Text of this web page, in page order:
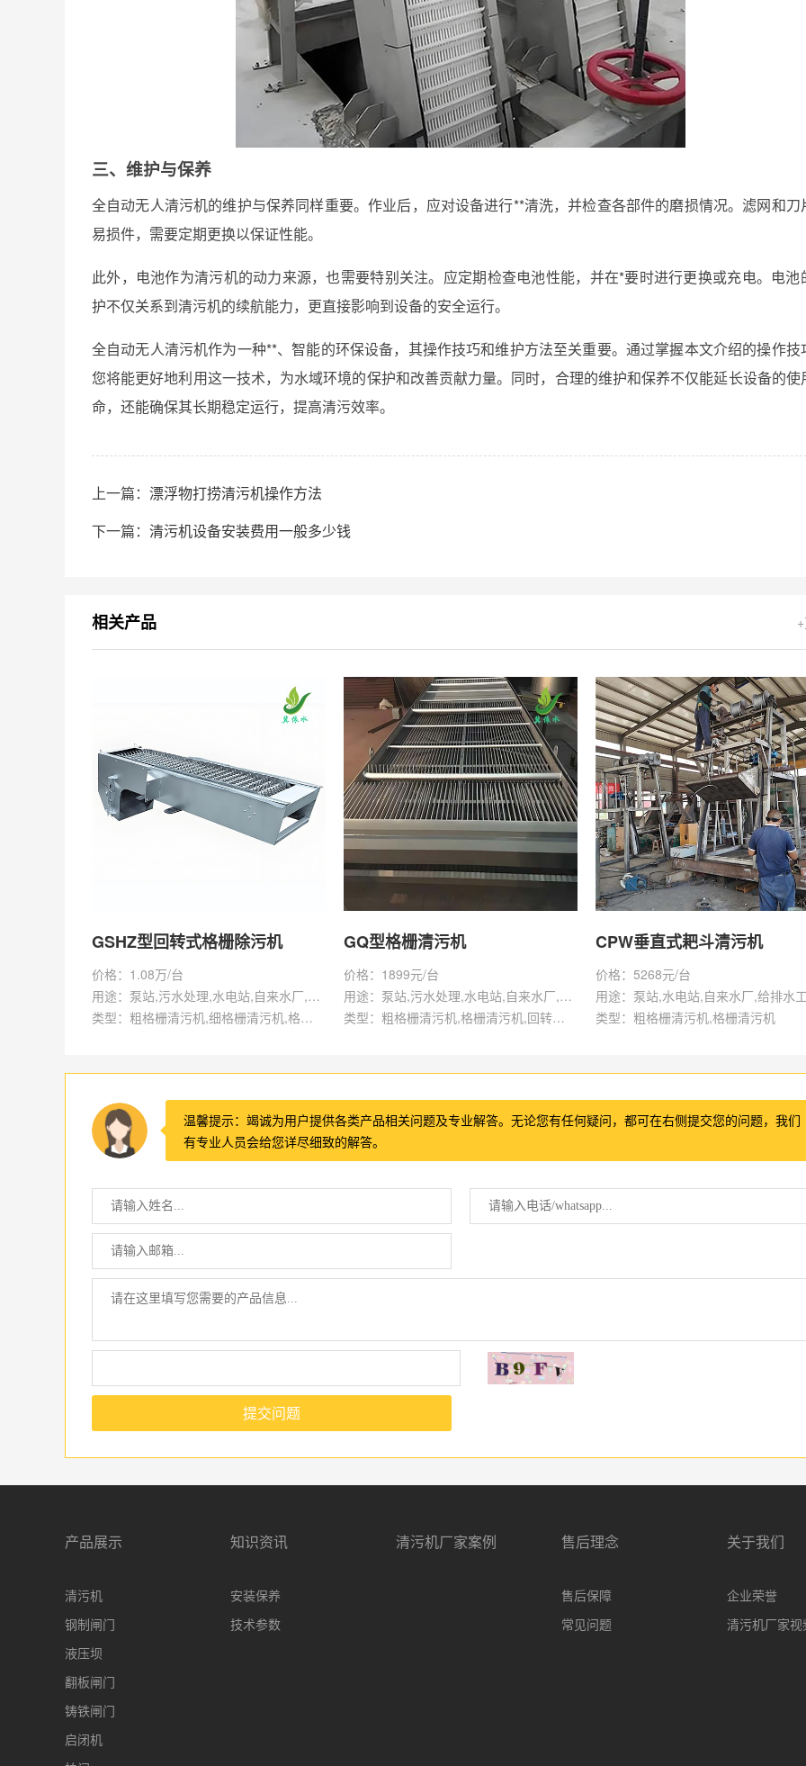
三、维护与保养
全自动无人清污机的维护与保养同样重要。作业后，应对设备进行**清洗，并检查各部件的磨损情况。滤网和刀
易损件，需要定期更换以保证性能。
此外，电池作为清污机的动力来源，也需要特别关注。应定期检查电池性能，并在*要时进行更换或充电。电池
护不仅关系到清污机的续航能力，更直接影响到设备的安全运行。
全自动无人清污机作为一种**、智能的环保设备，其操作技巧和维护方法至关重要。通过掌握本文介绍的操作技
您将能更好地利用这一技术，为水域环境的保护和改善贡献力量。同时，合理的维护和保养不仅能延长设备的使
命，还能确保其长期稳定运行，提高清污效率。
上一篇： 漂浮物打捞清污机操作方法
下一篇： 清污机设备安装费用一般多少钱
相关产品
GSHZ型回转式格栅除污机
价格：1.08万/台
用途：泵站,污水处理,水电站,自来水厂,渠道,水产养殖,化工,纺织,给排水工程
类型：粗格栅清污机,细格栅清污机,格栅清污机,回转式清污机
GQ型格栅清污机
价格：1899元/台
用途：泵站,污水处理,水电站,自来水厂,给排水工程
类型：粗格栅清污机,格栅清污机,回转式清污机
CPW垂直式耙斗清污机
价格：5268元/台
用途：泵站,水电站,自来水厂,给排水
类型：粗格栅清污机,格栅清污机
温馨提示：竭诚为用户提供各类产品相关问题及专业解答。无论您有任何疑问，都可在右侧提交您的问题，我们
有专业人员会给您详尽细致的解答。
提交问题
产品展示
清污机
钢制闸门
液压坝
翻板闸门
铸铁闸门
启闭机
知识资讯
安装保养
技术参数
清污机厂家案例 售后理念
售后保障
常见问题
关于我们
企业荣誉
清污机厂家视